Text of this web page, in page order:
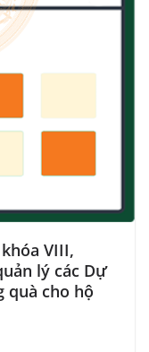
VIII,
lý các Dự
quà cho hộ